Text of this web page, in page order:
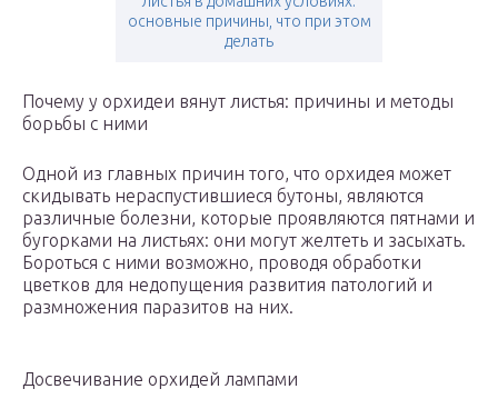
основные причины, что при этом
делать
Почему у орхидеи вянут листья: причины и методы
борьбы с ними
Одной из главных причин того, что орхидея может
скидывать нераспустившиеся бутоны, являются
различные болезни, которые проявляются пятнами и
бугорками на листьях: они могут желтеть и засыхать.
Бороться с ними возможно, проводя обработки
цветков для недопущения развития патологий и
размножения паразитов на них.
Досвечивание орхидей лампами